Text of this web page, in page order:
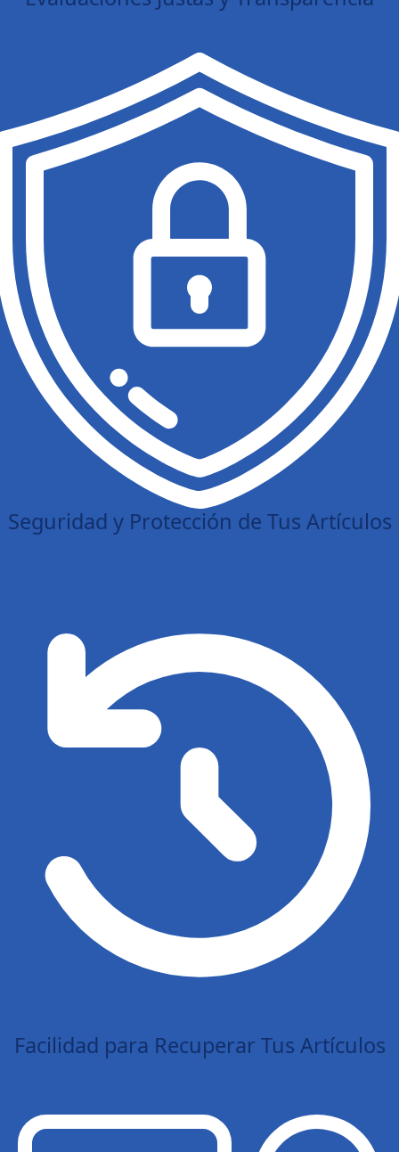
Seguridad y Protección de Tus Artículos
Facilidad para Recuperar Tus Artículos